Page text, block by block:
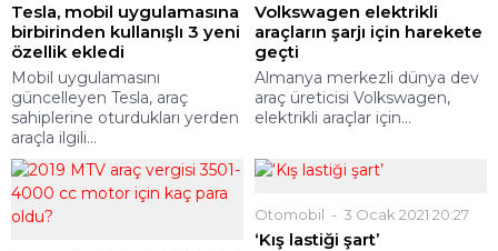
Tesla, mobil uygulamasına
birbirinden kullanışlı 3 yeni
özellik ekledi
Mobil uygulamasını
güncelleyen Tesla, araç
sahiplerine oturdukları yerden
araçla ilgili...
Volkswagen elektrikli
araçların şarjı için harekete
geçti
Almanya merkezli dünya dev
araç üreticisi Volkswagen,
elektrikli araçlar için...
Otomobil 3 Ocak 2021 20:27
‘Kış lastiği şart’